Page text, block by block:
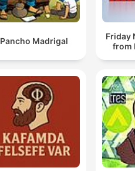
Pancho Madrigal
Friday
from